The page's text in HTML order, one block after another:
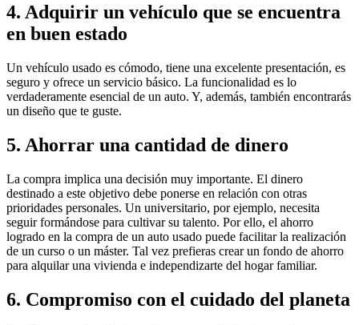
4. Adquirir un vehículo que se encuentra
en buen estado
Un vehículo usado es cómodo, tiene una excelente presentación, es
seguro y ofrece un servicio básico. La funcionalidad es lo
verdaderamente esencial de un auto. Y, además, también encontrarás
un diseño que te guste.
5. Ahorrar una cantidad de dinero
La compra implica una decisión muy importante. El dinero
destinado a este objetivo debe ponerse en relación con otras
prioridades personales. Un universitario, por ejemplo, necesita
seguir formándose para cultivar su talento. Por ello, el ahorro
logrado en la compra de un auto usado puede facilitar la realización
de un curso o un máster. Tal vez prefieras crear un fondo de ahorro
para alquilar una vivienda e independizarte del hogar familiar.
6. Compromiso con el cuidado del planeta